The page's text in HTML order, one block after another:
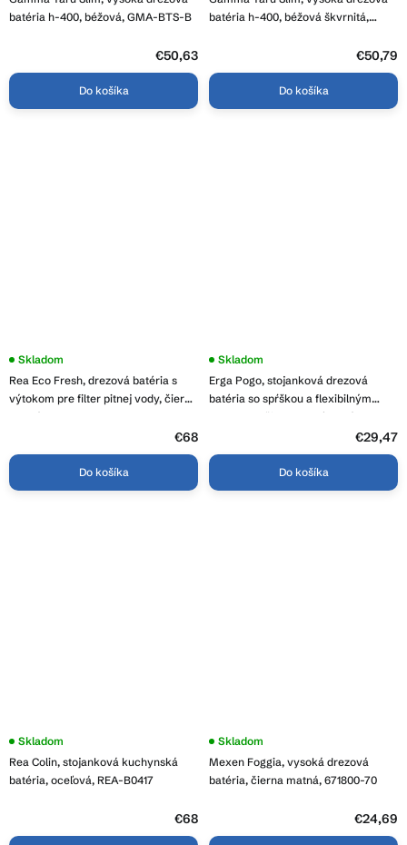
batéria h-400, béžová, GMA-BTS-B
€50,63
Do košíka
batéria h-400, béžová škvrnitá,
€50,79
Do košíka
Rea Eco Fresh, drezová batéria s
výtokom pre filter pitnej vody, čierna
matná, REA-B7564
Skladom
€68
Do košíka
Erga Pogo, stojanková drezová
batéria so spŕškou a flexibilným
ramenom, čierna-chrómová, ERG-
Priemerné
produktu
je
Skladom
€29,47
Do košíka
Rea Colin, stojanková kuchynská
batéria, oceľová, REA-B0417
Skladom
€68
Mexen Foggia, vysoká drezová
batéria, čierna matná, 671800-70
Priemerné
produktu
je
Skladom
€24,69